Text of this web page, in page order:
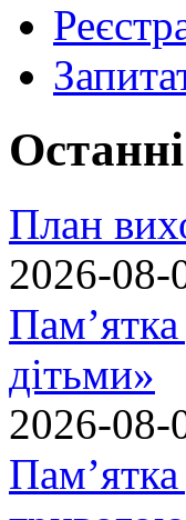
План
2026-08-
дітьми»
2026-08-